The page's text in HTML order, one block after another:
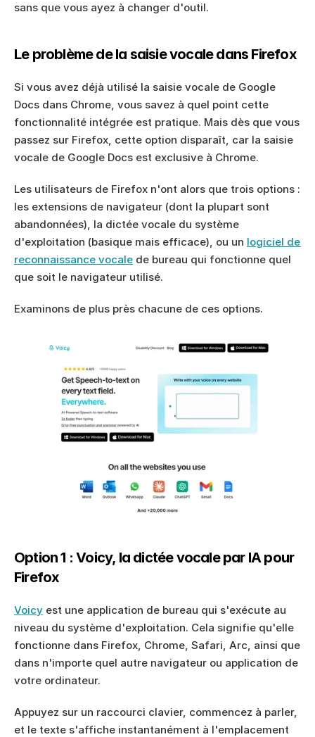
sans que vous ayez à changer d'outil.
Le problème de la saisie vocale dans Firefox
Si vous avez déjà utilisé la saisie vocale de Google
Docs dans Chrome, vous savez à quel point cette
fonctionnalité intégrée est pratique. Mais dès que vous
passez sur Firefox, cette option disparaît, car la saisie
vocale de Google Docs est exclusive à Chrome.
Les utilisateurs de Firefox n'ont alors que trois options :
les extensions de navigateur (dont la plupart sont
abandonnées), la dictée vocale du système
d'exploitation (basique mais efficace), ou un logiciel de
reconnaissance vocale de bureau qui fonctionne quel
que soit le navigateur utilisé.
Examinons de plus près chacune de ces options.
Option 1 : Voicy, la dictée vocale par IA pour
Firefox
Voicy est une application de bureau qui s'exécute au
niveau du système d'exploitation. Cela signifie qu'elle
fonctionne dans Firefox, Chrome, Safari, Arc, ainsi que
dans n'importe quel autre navigateur ou application de
votre ordinateur.
Appuyez sur un raccourci clavier, commencez à parler,
et le texte s'affiche instantanément à l'emplacement